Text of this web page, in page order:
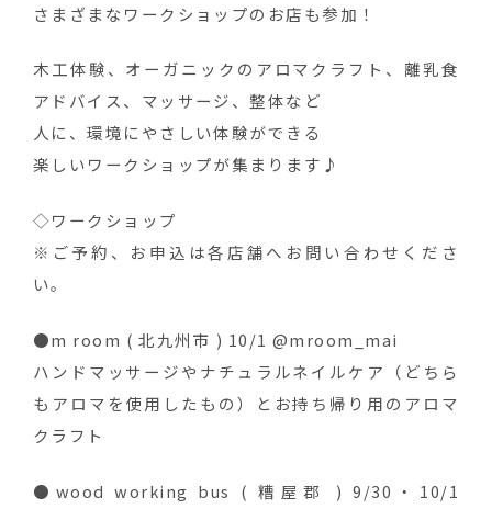
さまざまなワークショップのお店も参加！
木工体験、オーガニックのアロマクラフト、離乳食
アドバイス、マッサージ、整体など
人に、環境にやさしい体験ができる
楽しいワークショップが集まります♪
◇ワークショップ
※ご予約、お申込は各店舗へお問い合わせくださ
い。
●m room ( 北九州市 ) 10/1 @mroom_mai
ハンドマッサージやナチュラルネイルケア（どちら
もアロマを使用したもの）とお持ち帰り用のアロマ
クラフト
●wood working bus ( 糟屋郡 ) 9/30・10/1